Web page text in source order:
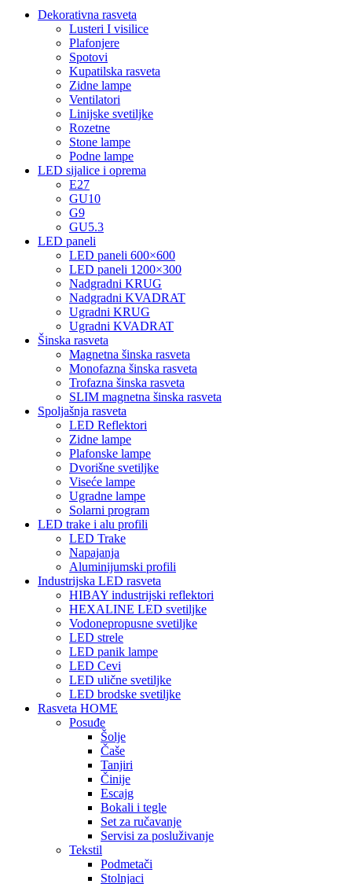
Dekorativna rasveta
Lusteri I visilice
Plafonjere
Spotovi
Kupatilska rasveta
Zidne lampe
Ventilatori
Linijske svetiljke
Rozetne
Stone lampe
Podne lampe
LED sijalice i oprema
E27
GU10
G9
GU5.3
LED paneli
LED paneli 600×600
LED paneli 1200×300
Nadgradni KRUG
Nadgradni KVADRAT
Ugradni KRUG
Ugradni KVADRAT
Šinska rasveta
Magnetna šinska rasveta
Monofazna šinska rasveta
Trofazna šinska rasveta
SLIM magnetna šinska rasveta
Spoljašnja rasveta
LED Reflektori
Zidne lampe
Plafonske lampe
Dvorišne svetiljke
Viseće lampe
Ugradne lampe
Solarni program
LED trake i alu profili
LED Trake
Napajanja
Aluminijumski profili
Industrijska LED rasveta
HIBAY industrijski reflektori
HEXALINE LED svetiljke
Vodonepropusne svetiljke
LED strele
LED panik lampe
LED Cevi
LED ulične svetiljke
LED brodske svetiljke
Rasveta HOME
Posuđe
Šolje
Čaše
Tanjiri
Činije
Escajg
Bokali i tegle
Set za ručavanje
Servisi za posluživanje
Tekstil
Podmetači
Stolnjaci